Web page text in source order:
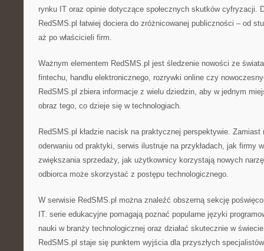
rynku IT oraz opinie dotyczące społecznych skutków cyfryzacji.
RedSMS.pl łatwiej dociera do zróżnicowanej publiczności – od
aż po właścicieli firm.
Ważnym elementem RedSMS.pl jest śledzenie nowości ze
fintechu, handlu elektronicznego, rozrywki online czy
RedSMS.pl zbiera informacje z wielu dziedzin, aby w jednym
obraz tego, co dzieje się w technologiach.
RedSMS.pl kładzie nacisk na praktycznej perspektywie. Zamiast
oderwaniu od praktyki, serwis ilustruje na przykładach, jak firmy
zwiększania sprzedaży, jak użytkownicy korzystają nowych
odbiorca może skorzystać z postępu technologicznego.
W serwisie RedSMS.pl można znaleźć obszerną sekcję
IT. serie edukacyjne pomagają poznać popularne języki
nauki w branży technologicznej oraz działać skutecznie w
RedSMS.pl staje się punktem wyjścia dla przyszłych